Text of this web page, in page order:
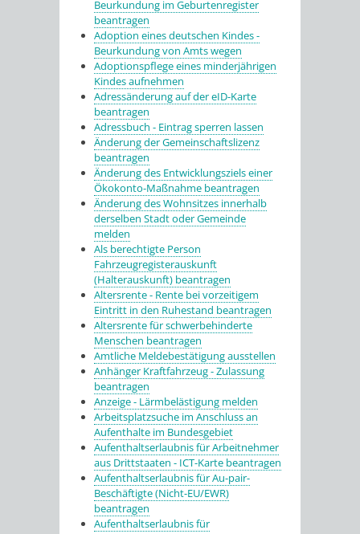
Beurkundung im Geburtenregister
beantragen
Adoption eines deutschen Kindes -
Beurkundung von Amts wegen
Adoptionspflege eines minderjährigen
Kindes aufnehmen
Adressänderung auf der eID-Karte
beantragen
Adressbuch - Eintrag sperren lassen
Änderung der Gemeinschaftslizenz
beantragen
Änderung des Entwicklungsziels einer
Ökokonto-Maßnahme beantragen
Änderung des Wohnsitzes innerhalb
derselben Stadt oder Gemeinde
melden
Als berechtigte Person
Fahrzeugregisterauskunft
(Halterauskunft) beantragen
Altersrente - Rente bei vorzeitigem
Eintritt in den Ruhestand beantragen
Altersrente für schwerbehinderte
Menschen beantragen
Amtliche Meldebestätigung ausstellen
Anhänger Kraftfahrzeug - Zulassung
beantragen
Anzeige - Lärmbelästigung melden
Arbeitsplatzsuche im Anschluss an
Aufenthalte im Bundesgebiet
Aufenthaltserlaubnis für Arbeitnehmer
aus Drittstaaten - ICT-Karte beantragen
Aufenthaltserlaubnis für Au-pair-
Beschäftigte (Nicht-EU/EWR)
beantragen
Aufenthaltserlaubnis für